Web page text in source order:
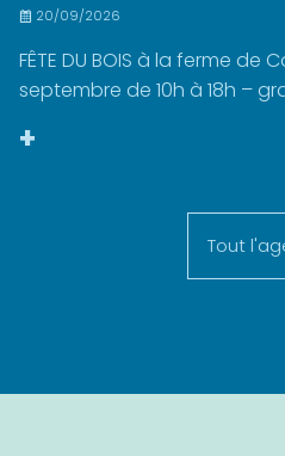
20/09/2026
FÊTE DU BOIS à la ferme de
septembre de 10h à 18h –
+
Tout